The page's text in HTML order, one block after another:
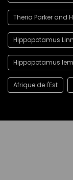
Afrique de l'Est